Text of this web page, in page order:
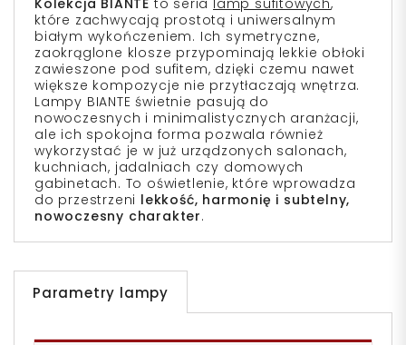
które zachwycają prostotą i uniwersalnym
białym wykończeniem. Ich symetryczne,
zaokrąglone klosze przypominają lekkie obłoki
zawieszone pod sufitem, dzięki czemu nawet
większe kompozycje nie przytłaczają wnętrza.
Lampy BIANTE świetnie pasują do
nowoczesnych i minimalistycznych aranżacji,
ale ich spokojna forma pozwala również
wykorzystać je w już urządzonych salonach,
kuchniach, jadalniach czy domowych
gabinetach. To oświetlenie, które wprowadza
do przestrzeni lekkość, harmonię i subtelny,
nowoczesny charakter.
Parametry lampy